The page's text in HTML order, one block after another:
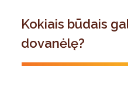
Kokiais būdais
dovanėlę?